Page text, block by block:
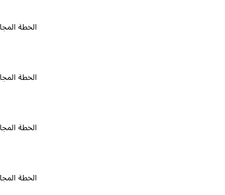
الخطة المجانية ٠
الخطة المجانية ٠
الخطة المجانية ٠
الخطة المجانية ٠